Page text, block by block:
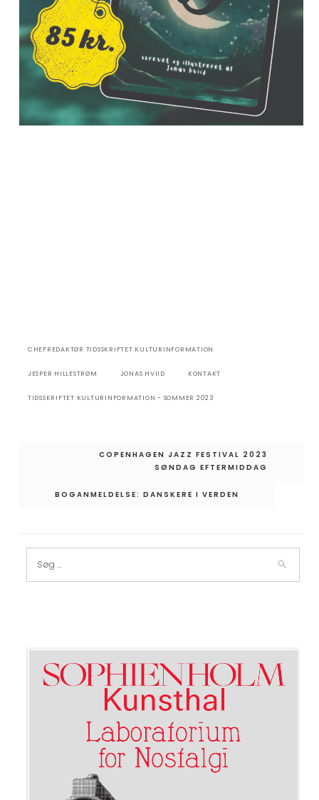
CHEFREDAKTØR TIDSSKRIFTET KULTURINFORMATION
JESPER HILLESTRØM JONAS HVIID KONTAKT
TIDSSKRIFTET KULTURINFORMATION - SOMMER 2023
IndlægsnavigationCOPENHAGEN JAZZ FESTIVAL 2023
SØNDAG EFTERMIDDAG
BOGANMELDELSE: DANSKERE I VERDEN